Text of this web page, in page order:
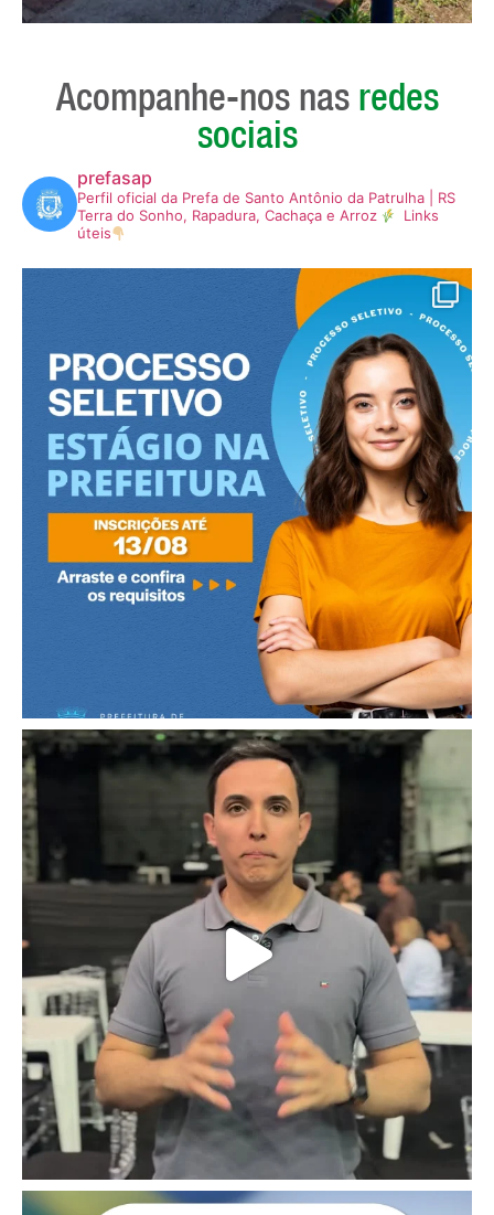
Acompanhe-nos nas redes
sociais
prefasap
Perfil oficial da Prefa de Santo Antônio da Patrulha | RS
Terra do Sonho, Rapadura, Cachaça e Arroz
Links
úteis